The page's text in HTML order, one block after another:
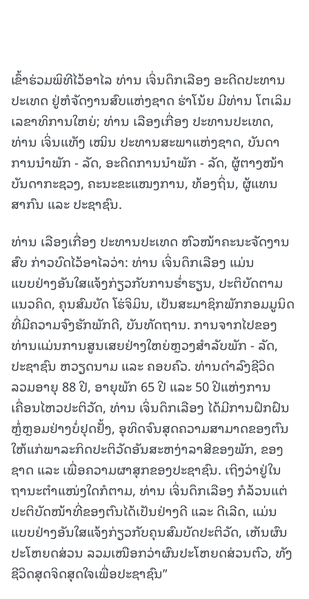
ເຂົ້າຮ່ວມພິທີໄວ້ອາໄລ ທ່ານ ເຈິ່ນດຶກເລືອງ ອະດີດປະທານ
ປະເທດ ຢູ່ຫໍຈັດງານສົບແຫ່ງຊາດ ຮ່າໂນ້ຍ ມີທ່ານ ໂຕເລິມ
ເລຂາທິການໃຫຍ່; ທ່ານ ເລືອງເກື່ອງ ປະທານປະເທດ,
ທ່ານ ເຈິ່ນແທັງ ເໝິນ ປະທານສະພາແຫ່ງຊາດ, ບັນດາ
ການນຳພັກ - ລັດ, ອະດີດການນຳພັກ - ລັດ, ຜູ້ຕາງໜ້າ
ບັນດາກະຊວງ, ຄະນະຂະແໜງການ, ທ້ອງຖິ່ນ, ຜູ້ແທນ
ສາກົນ ແລະ ປະຊາຊົນ.
ທ່ານ ເລືອງເກື່ອງ ປະທານປະເທດ ຫົວໜ້າຄະນະຈັດງານ
ສົບ ກ່າວບົດໄວ້ອາໄລວ່າ: ທ່ານ ເຈິ່ນດຶກເລືອງ ແມ່ນ
ແບບຢ່າງອັນໃສແຈ້ງກ່ຽວກັບການຮ່ຳຮຽນ, ປະຕິບັດຕາມ
ແນວຄິດ, ຄຸນສົມບັດ ໂຮ່ຈິມິນ, ເປັນສະມາຊິກພັກກອມມູນິດ
ທີ່ມີຄວາມຈົງຮັກພັກດີ, ບັນທັດຖານ. ການຈາກໄປຂອງ
ທ່ານແມ່ນການສູນເສຍຢ່າງໃຫຍ່ຫຼວງສຳລັບພັກ - ລັດ,
ປະຊາຊົນ ຫວຽດນາມ ແລະ ຄອບຄົວ. ທ່ານດຳລົງຊີວິດ
ລວມອາຍຸ 88 ປີ, ອາຍຸພັກ 65 ປີ ແລະ 50 ປີແຫ່ງການ
ເຄື່ອນໄຫວປະຕິວັດ, ທ່ານ ເຈິ່ນດຶກເລືອງ ໄດ້ມີການຝຶກຝົນ
ຫຼໍ່ຫຼອມຢ່າງບໍ່ຢຸດຢັ້ງ, ອຸທິດຈົນສຸດຄວາມສາມາດຂອງຕົນ
ໃຫ້ແກ່ພາລະກິດປະຕິວັດອັນສະຫງ່າລາສີຂອງພັກ, ຂອງ
ຊາດ ແລະ ເພື່ອຄວາມຜາສຸກຂອງປະຊາຊົນ. ເຖິງວ່າຢູ່ໃນ
ຖານະຕຳແໜ່ງໃດກໍຕາມ, ທ່ານ ເຈິ່ນດຶກເລືອງ ກໍລ້ວນແຕ່
ປະຕິບັດໜ້າທີ່ຂອງຕົນໄດ້ເປັນຢ່າງດີ ແລະ ດີເລີດ, ແມ່ນ
ແບບຢ່າງອັນໃສແຈ້ງກ່ຽວກັບຄຸນສົມບັດປະຕິວັດ, ເຫັນຜົນ
ປະໂຫຍດສ່ວນ ລວມເໜືອກວ່າຜົນປະໂຫຍດສ່ວນຕົວ, ທັງ
ຊີວິດສຸດຈິດສຸດໃຈເພື່ອປະຊາຊົນ”